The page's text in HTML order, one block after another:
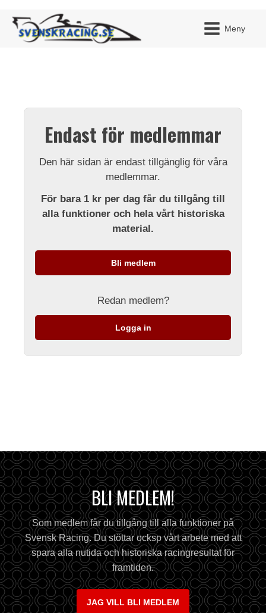
Meny
Endast för medlemmar
Den här sidan är endast tillgänglig för våra
medlemmar.
För bara 1 kr per dag får du tillgång till
alla funktioner och hela vårt historiska
material.
Bli medlem
Redan medlem?
Logga in
BLI MEDLEM!
Som medlem får du tillgång till alla funktioner på
Svensk Racing. Du stöttar ocksp vårt arbete med att
spara alla nutida och historiska racingresultat för
framtiden.
JAG VILL BLI MEDLEM